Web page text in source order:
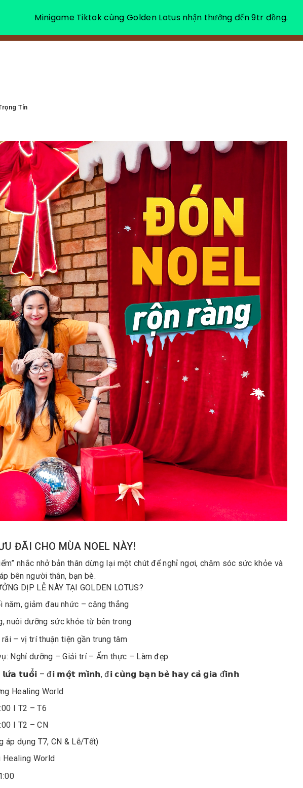
VỀ CHÚNG TÔI NGHỈ DƯỠNG THƯ GIÃN
Tín
ĐÃI CHO MÙA NOEL NÀY!
nhắc nhở bản thân dừng lại một chút để nghỉ ngơi, chăm sóc sức khỏe và
bên người thân, bạn bè.
DỊP LỄ NÀY TẠI GOLDEN LOTUS?
năm, giảm đau nhức – căng thẳng
nuôi dưỡng sức khỏe từ bên trong
rãi – vị trí thuận tiện gần trung tâm
Nghỉ dưỡng – Giải trí – Ẩm thực – Làm đẹp
𝘁𝘂𝗼̂̉𝗶 – đ𝗶 𝗺𝗼̣̂𝘁 𝗺𝗶̀𝗻𝗵, đ𝗶 𝗰𝘂̀𝗻𝗴 𝗯𝗮̣𝗻 𝗯𝗲̀ 𝗵𝗮𝘆 𝗰𝗮̉ 𝗴𝗶𝗮 đ𝗶̀𝗻𝗵
Healing World
I T2 – T6
I T2 – CN
áp dụng T7, CN & Lễ/Tết)
World
Minigame Tiktok cùng Golden Lotus nhận thưởng đến 9tr đồng.